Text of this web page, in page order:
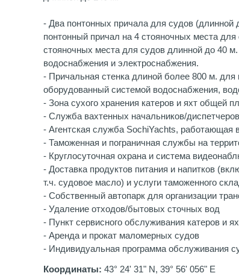
- Два понтонных причала для судов (длинной
понтонный причал на 4 стояночных места
стояночных места для судов длинной до 40
водоснабжения и электроснабжения.
- Причальная стенка длиной более 800 м.
оборудованный системой водоснабжения,
- Зона сухого хранения катеров и яхт общей
- Служба вахтенных начальников/
- Агентская служба SochiYaсhts, работающая
- Таможенная и пограничная службы на
- Круглосуточная охрана и система
- Доставка продуктов питания и напитков
т.ч. судовое масло) и услуги таможенного
- Собственный автопарк для организации
- Удаление отходов/бытовых сточных вод
- Пункт сервисного обслуживания катеров и
- Аренда и прокат маломерных судов
- Индивидуальная программа обслуживания
Координаты: 43° 24' 31" N, 39° 56' 056" E